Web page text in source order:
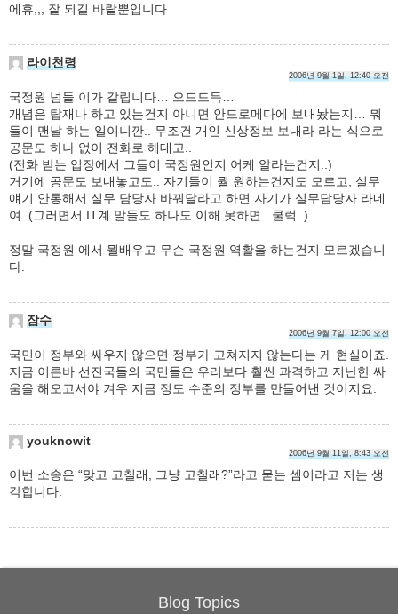
에휴,,, 잘 되길 바랄뿐입니다
라이천령
2006년 9월 1일, 12:40 오전
국정원 넘들 이가 갈립니다… 으드드득…
개념은 탑재나 하고 있는건지 아니면 안드로메다에 보내놨는지… 뭐
들이 맨날 하는 일이니깐.. 무조건 개인 신상정보 보내라 라는 식으로
공문도 하나 없이 전화로 해대고..
(전화 받는 입장에서 그들이 국정원인지 어케 알라는건지..)
거기에 공문도 보내놓고도.. 자기들이 뭘 원하는건지도 모르고, 실무
얘기 안통해서 실무 담당자 바꿔달라고 하면 자기가 실무담당자 라네
여..(그러면서 IT계 말들도 하나도 이해 못하면.. 쿨럭..)
정말 국정원 에서 뭘배우고 무슨 국정원 역활을 하는건지 모르겠습니
다.
잠수
2006년 9월 7일, 12:00 오전
국민이 정부와 싸우지 않으면 정부가 고쳐지지 않는다는 게 현실이죠.
지금 이른바 선진국들의 국민들은 우리보다 훨씬 과격하고 지난한 싸
움을 해오고서야 겨우 지금 정도 수준의 정부를 만들어낸 것이지요.
youknowit
2006년 9월 11일, 8:43 오전
이번 소송은 “맞고 고칠래, 그냥 고칠래?”라고 묻는 셈이라고 저는 생
각합니다.
Blog Topics